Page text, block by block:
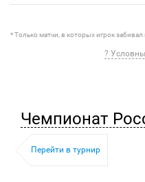
* Только матчи, в которых игрок забивал
?
Чемпионат
Перейти в турнир